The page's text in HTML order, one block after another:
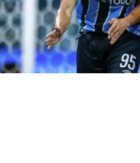
normal e os pontos de alerta no meio-
agosto de 2026 ] Casa cheia! Veja a nova
NOTÍCIAS
agosto de 2026 ] Fluminense anuncia